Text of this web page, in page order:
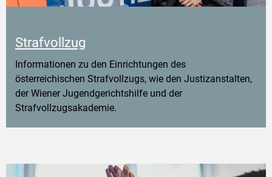
Strafvollzug
Informationen zu den Einrichtungen des
österreichischen Strafvollzugs, wie den Justizanstalten,
der Wiener Jugendgerichtshilfe und der
Strafvollzugsakademie.